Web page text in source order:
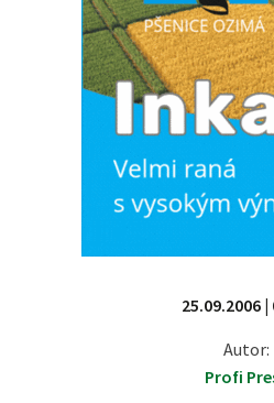
25.09.2006 |
Autor:
Profi